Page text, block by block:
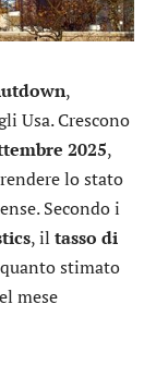
,
Usa. Crescono
2025,
lo stato
Secondo i
, il tasso di
stimato
mese